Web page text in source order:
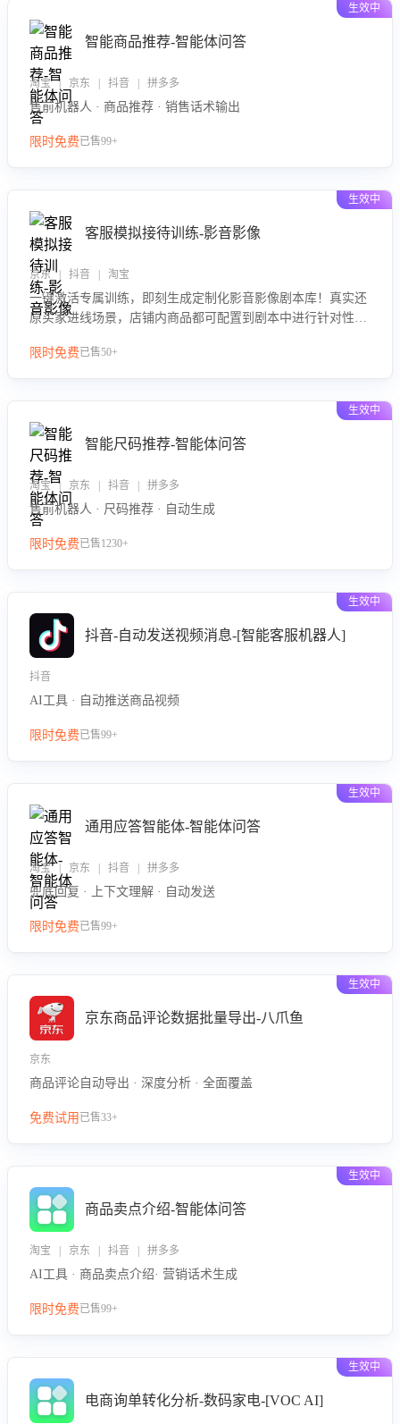
生效中
智能商品推荐-智能体问答
淘宝 | 京东 | 抖音 | 拼多多
售前机器人 · 商品推荐 · 销售话术输出
限时免费已售99+
生效中
客服模拟接待训练-影音影像
京东 | 抖音 | 淘宝
一键激活专属训练，即刻生成定制化影音影像剧本库！真实还
原买家进线场景，店铺内商品都可配置到剧本中进行针对性训
即开通”，快速获取影音影像类目剧本，一键开启客服培训。
限时免费已售50+
生效中
智能尺码推荐-智能体问答
淘宝 | 京东 | 抖音 | 拼多多
售前机器人 · 尺码推荐 · 自动生成
限时免费已售1230+
生效中
抖音-自动发送视频消息-[智能客服机器人]
抖音
AI工具 · 自动推送商品视频
限时免费已售99+
生效中
通用应答智能体-智能体问答
淘宝 | 京东 | 抖音 | 拼多多
兜底回复 · 上下文理解 · 自动发送
限时免费已售99+
生效中
京东商品评论数据批量导出-八爪鱼
京东
商品评论自动导出 · 深度分析 · 全面覆盖
免费试用 已售33+
生效中
商品卖点介绍-智能体问答
淘宝 | 京东 | 抖音 | 拼多多
AI工具 · 商品卖点介绍· 营销话术生成
限时免费已售99+
生效中
电商询单转化分析-数码家电-[VOC AI]